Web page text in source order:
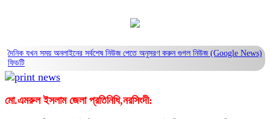
দৈনিক যখন সময় অনলাইনের সর্বশেষ নিউজ পেতে অনুসরণ করুন গুগল নিউজ (Google News)
ফিডটি
মো.এমরুল ইসলাম জেলা প্রতিনিধি,নরসিংদী: